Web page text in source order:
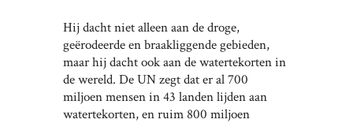
Hij dacht niet alleen aan de droge,
geërodeerde en braakliggende gebieden,
maar hij dacht ook aan de watertekorten in
de wereld. De UN zegt dat er al 700
miljoen mensen in 43 landen lijden aan
watertekorten, en ruim 800 miljoen